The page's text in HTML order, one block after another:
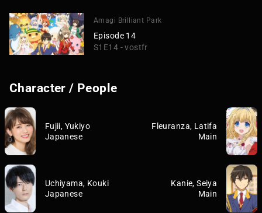
Amagi Brilliant Park
Episode 14
S1E14 - vostfr
Character / People
Fujii, Yukiyo
Japanese
Fleuranza, Latifa
Main
Uchiyama, Kouki
Japanese
Kanie, Seiya
Main